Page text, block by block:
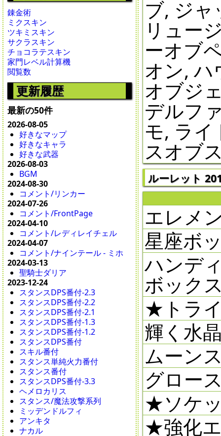
錬金術
ミクスキン
ツキミスキン
サクラスキン
チョコラテスキン
家門レベル計算機
閲覧数
更新履歴
最新の50件
2026-08-05
好きなマップ
好きなキャラ
好きな武器
2026-08-03
BGM
2024-08-30
コメント/リンカー
2024-07-26
コメント/FrontPage
2024-04-10
コメント/レディレイチェル
2024-04-07
コメント/ナインテール - ミホ
2024-03-13
聖騎士ダリア
2023-12-24
スタンスDPS番付-2.3
スタンスDPS番付-2.2
スタンスDPS番付-2.1
スタンスDPS番付-1.3
スタンスDPS番付-1.2
スタンスDPS番付
スキル番付
スタンス単純火力番付
スタンス番付
スタンスDPS番付-3.3
ヘメロカリス
スタンス/魔法攻撃系列
ミッデンドルフィ
アンキタ
ナカル
ブ, ジ
リュー
ーオブ
オン,
オブジ
デルフ
モ, ラ
スオブ
ルーレット
エレメ
星座ボ
ハンデ
ボック
★トラ
輝く水
ムーン
グロー
★ソケ
★強化